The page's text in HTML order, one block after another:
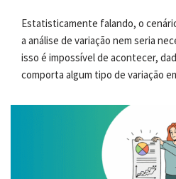
Estatisticamente falando, o
a análise de variação nem seria
isso é impossível de acontecer,
comporta algum tipo de variação